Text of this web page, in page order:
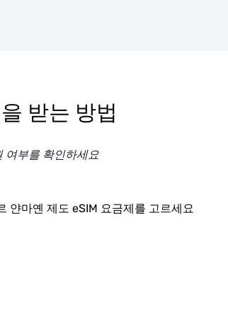
받는 방법
여부를 확인하세요
얀마옌 제도 eSIM 요금제를 고르세요